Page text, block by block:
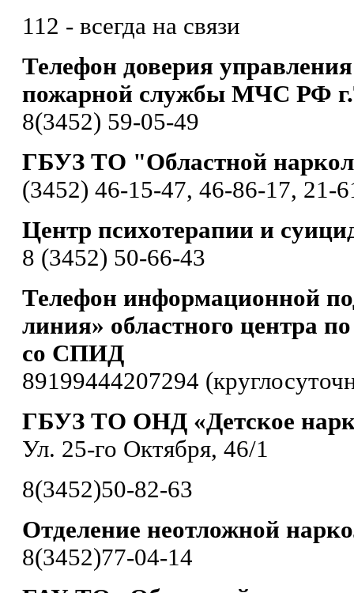
112 - всегда на связи
Телефон доверия
пожарной службы МЧС РФ
8(3452) 59-05-49
ГБУЗ ТО "Областной
(3452) 46-15-47, 46-86-17, 21-
Центр психотерапии и
8 (3452) 50-66-43
Телефон информационной
линия» областного центра
со СПИД
89199444207294
ГБУЗ ТО ОНД «Детское
Ул. 25-го Октября, 46/1
8(3452)50-82-63
Отделение неотложной
8(3452)77-04-14